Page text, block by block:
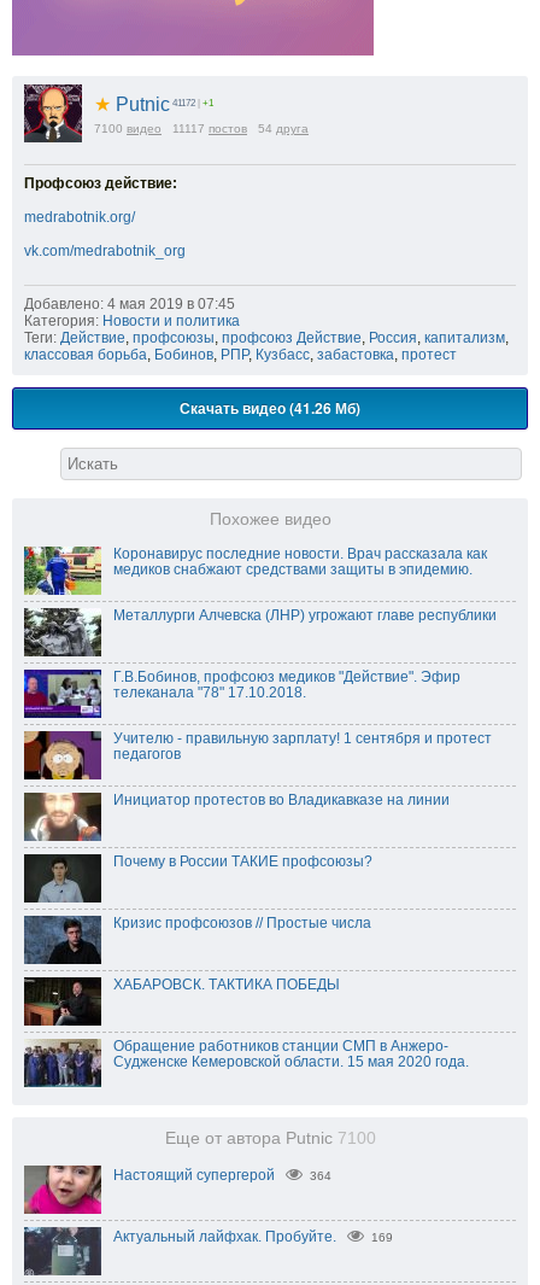
★ Putnic 41172 +1
7100 видео 11117 постов 54 друга
Профсоюз действие:
medrabotnik.org/
vk.com/medrabotnik_org
Добавлено: 4 мая 2019 в 07:45
Категория: Новости и политика
Теги: Действие, профсоюзы, профсоюз Действие, Россия, капитализм,
классовая борьба, Бобинов, РПР, Кузбасс, забастовка, протест
Скачать видео (41.26 Мб)
Похожее видео
Коронавирус последние новости. Врач рассказала как
медиков снабжают средствами защиты в эпидемию.
Металлурги Алчевска (ЛНР) угрожают главе республики
Г.В.Бобинов, профсоюз медиков "Действие". Эфир
телеканала "78" 17.10.2018.
Учителю - правильную зарплату! 1 сентября и протест
педагогов
Инициатор протестов во Владикавказе на линии
Почему в России ТАКИЕ профсоюзы?
Кризис профсоюзов // Простые числа
ХАБАРОВСК. ТАКТИКА ПОБЕДЫ
Обращение работников станции СМП в Анжеро-
Судженске Кемеровской области. 15 мая 2020 года.
Еще от автора Putnic 7100
Настоящий супергерой 364
Актуальный лайфхак. Пробуйте. 169